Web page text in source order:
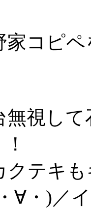
家コピ
無視し
クテキ
∀・)／